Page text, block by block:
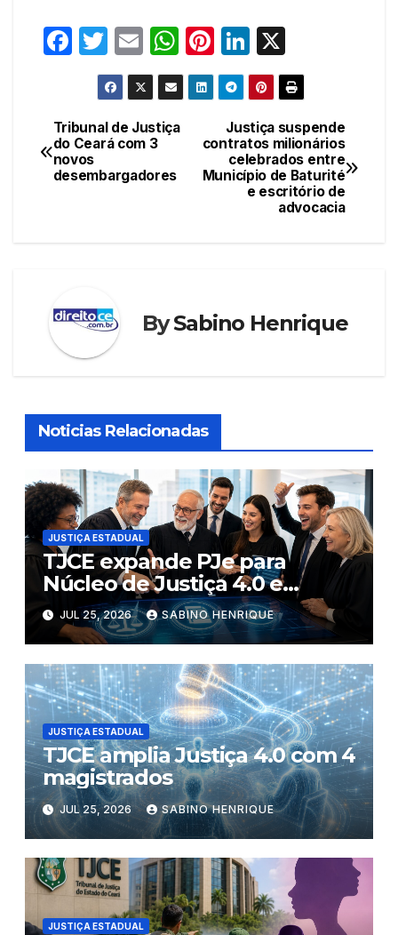
F
e
b
o
T
w
itt
er
E
m
ail
W
h
at
s
Pi
nt
er
e
st
Li
n
k
e
dI
n
Navegação
de
Justiça suspende
contratos milionários
celebrados entre
Município de Baturité
e escritório de
advocacia
Tribunal de Justiça
do Ceará com 3
novos
desembargadores
BySabino Henrique
Noticias Relacionadas
JUSTIÇA ESTADUAL
TJCE expande PJe para
Núcleo de Justiça 4.0 e
conclui digitalização criminal
JUL 25, 2026 SABINO HENRIQUE
JUSTIÇA ESTADUAL
TJCE amplia Justiça 4.0 com 4
magistrados
JUL 25, 2026 SABINO HENRIQUE
JUSTIÇA ESTADUAL